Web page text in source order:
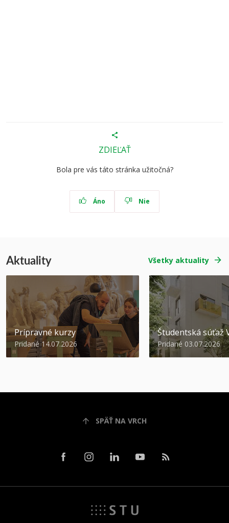
ZDIEĽAŤ
Bola pre vás táto stránka užitočná?
Áno Nie
Aktuality Všetky aktuality
Prípravné kurzy
Pridané 14.07.2026
Študentská súťaž
Pridané 03.07.2026
SPÄŤ NA VRCH